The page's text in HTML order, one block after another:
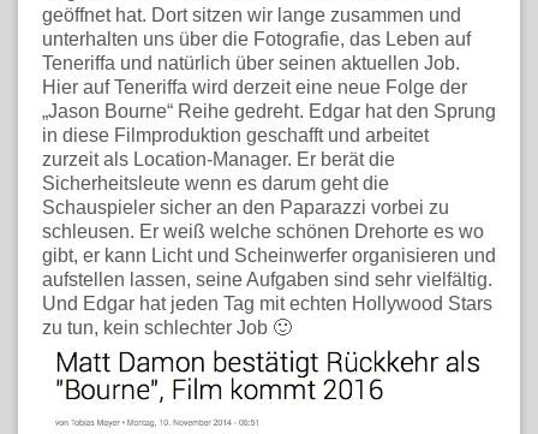
geöffnet hat. Dort sitzen wir lange zusammen und
unterhalten uns über die Fotografie, das Leben auf
Teneriffa und natürlich über seinen aktuellen Job.
Hier auf Teneriffa wird derzeit eine neue Folge der
„Jason Bourne“ Reihe gedreht. Edgar hat den Sprung
in diese Filmproduktion geschafft und arbeitet
zurzeit als Location-Manager. Er berät die
Sicherheitsleute wenn es darum geht die
Schauspieler sicher an den Paparazzi vorbei zu
schleusen. Er weiß welche schönen Drehorte es wo
gibt, er kann Licht und Scheinwerfer organisieren und
aufstellen lassen, seine Aufgaben sind sehr vielfältig.
Und Edgar hat jeden Tag mit echten Hollywood Stars
zu tun, kein schlechter Job 🙂